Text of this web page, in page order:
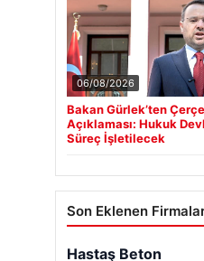
06/08/2026
Bakan Gürlek’ten
Açıklaması: Hukuk
Süreç İşletilecek
Son Eklenen
Hastaş Beton